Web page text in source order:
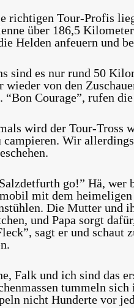
richtigen Tour-Profis
über 186,5
Helden anfeuern und
sind es nur rund 50
wieder von den
“Bon Courage”, rufen
wird der Tour-Tross
campieren. Wir
go!” Hä, wer
mit dem
Die Mutter und
und Papa sorgt
sagt er und
Falk und ich sind das
tummeln
nicht Hunderte vor